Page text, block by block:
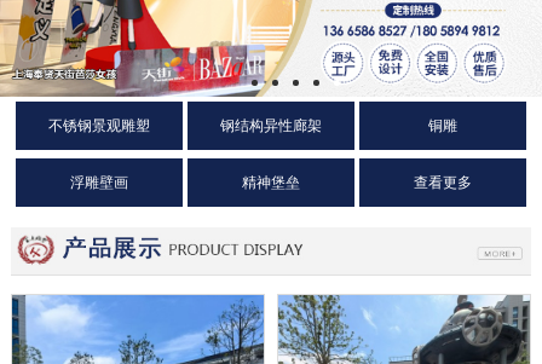
不锈钢景观雕塑 钢结构异性廊架 铜雕
浮雕壁画 精神堡垒 查看更多